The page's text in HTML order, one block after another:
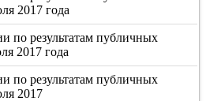
2017 года
по результатам публичных
2017 года
по результатам публичных
2017